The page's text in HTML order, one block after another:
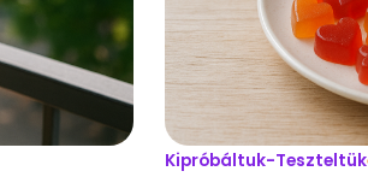
Kipróbáltuk-Teszteltük